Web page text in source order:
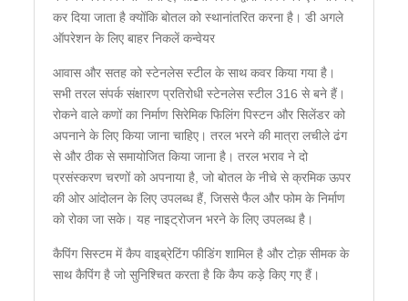
कर दिया जाता है क्योंकि बोतल को स्थानांतरित करना है। डी अगले
ऑपरेशन के लिए बाहर निकलें कन्वेयर
आवास और सतह को स्टेनलेस स्टील के साथ कवर किया गया है।
सभी तरल संपर्क संक्षारण प्रतिरोधी स्टेनलेस स्टील 316 से बने हैं।
रोकने वाले कणों का निर्माण सिरेमिक फिलिंग पिस्टन और सिलेंडर को
अपनाने के लिए किया जाना चाहिए। तरल भरने की मात्रा लचीले ढंग
से और ठीक से समायोजित किया जाना है। तरल भराव ने दो
प्रसंस्करण चरणों को अपनाया है, जो बोतल के नीचे से क्रमिक ऊपर
की ओर आंदोलन के लिए उपलब्ध हैं, जिससे फैल और फोम के निर्माण
को रोका जा सके। यह नाइट्रोजन भरने के लिए उपलब्ध है।
कैपिंग सिस्टम में कैप वाइब्रेटिंग फीडिंग शामिल है और टोक़ सीमक के
साथ कैपिंग है जो सुनिश्चित करता है कि कैप कड़े किए गए हैं।